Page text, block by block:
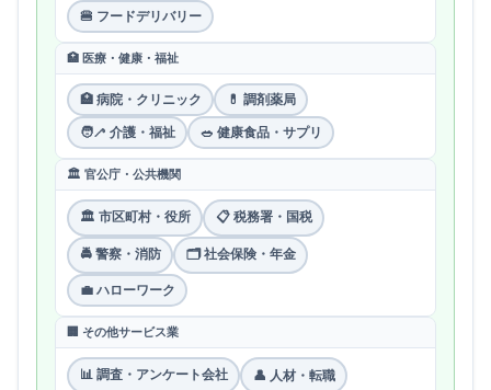
🍔 フードデリバリー
🏥 医療・健康・福祉
🏥 病院・クリニック 💊 調剤薬局
🧑‍🦯 介護・福祉 🥗 健康食品・サプリ
🏛 官公庁・公共機関
🏛 市区町村・役所 📋 税務署・国税
🚔 警察・消防 🗂 社会保険・年金
💼 ハローワーク
🏢 その他サービス業
📊 調査・アンケート会社 👤 人材・転職